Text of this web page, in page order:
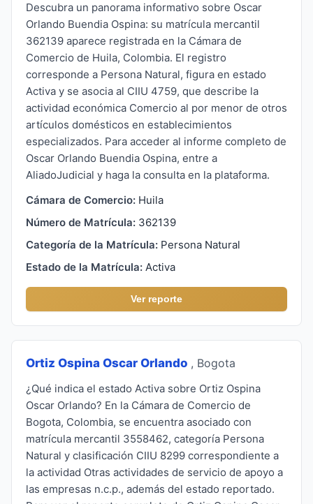
Descubra un panorama informativo sobre Oscar
Orlando Buendia Ospina: su matrícula mercantil
362139 aparece registrada en la Cámara de
Comercio de Huila, Colombia. El registro
corresponde a Persona Natural, figura en estado
Activa y se asocia al CIIU 4759, que describe la
actividad económica Comercio al por menor de otros
artículos domésticos en establecimientos
especializados. Para acceder al informe completo de
Oscar Orlando Buendia Ospina, entre a
AliadoJudicial y haga la consulta en la plataforma.
Cámara de Comercio: Huila
Número de Matrícula: 362139
Categoría de la Matrícula: Persona Natural
Estado de la Matrícula: Activa
Ver reporte
Ortiz Ospina Oscar Orlando , Bogota
¿Qué indica el estado Activa sobre Ortiz Ospina
Oscar Orlando? En la Cámara de Comercio de
Bogota, Colombia, se encuentra asociado con
matrícula mercantil 3558462, categoría Persona
Natural y clasificación CIIU 8299 correspondiente a
la actividad Otras actividades de servicio de apoyo a
las empresas n.c.p., además del estado reportado.